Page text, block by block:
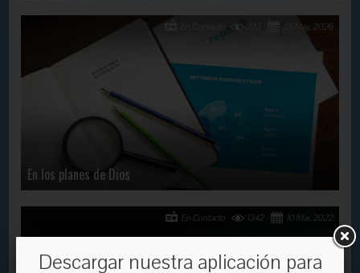
En los planes de Dios
25 May, 2026
273
10 Mar, 2022
1342
En Contacto
Descargar nuestra aplicación para